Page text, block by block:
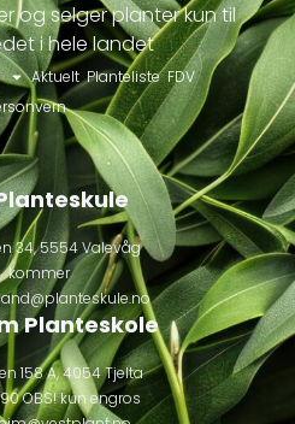
og selger planter kun til
i hele landet
Aktuelt Planteliste FDV
34, 5554 Valevåg
kommer
Planteskole
158 A, 4054 Tjelta
OBS! kun engros